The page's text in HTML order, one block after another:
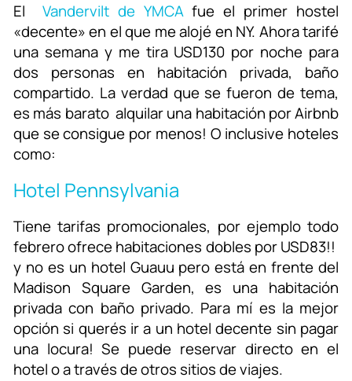
El Vandervilt de YMCAfue el primer hostel
«decente» en el que me alojé en NY. Ahora tarifé
una semana y me tira USD130 por noche para
dos personas en habitación privada, baño
compartido. La verdad que se fueron de tema,
es más barato alquilar una habitación por Airbnb
que se consigue por menos! O inclusive hoteles
como:
Hotel Pennsylvania
Tiene tarifas promocionales, por ejemplo todo
febrero ofrece habitaciones dobles por USD83!!
y no es un hotel Guauu pero está en frente del
Madison Square Garden, es una habitación
privada con baño privado. Para mí es la mejor
opción si querés ir a un hotel decente sin pagar
una locura! Se puede reservar directo en el
hotel o a través de otros sitios de viajes.